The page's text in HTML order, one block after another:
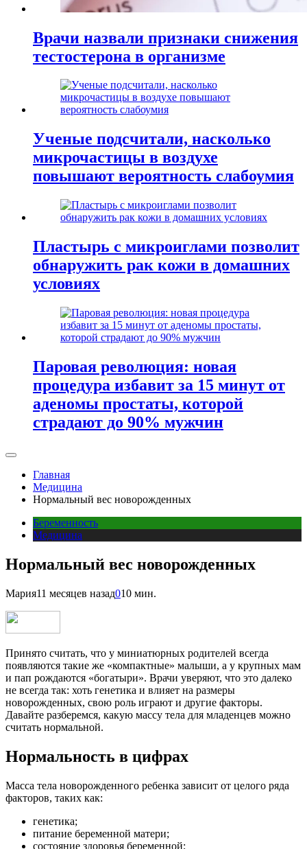
Врачи назвали признаки снижения
тестостерона в организме
Ученые подсчитали, насколько
микрочастицы в воздухе
повышают вероятность слабоумия
Пластырь с микроиглами позволит
обнаружить рак кожи в домашних
условиях
Паровая революция: новая
процедура избавит за 15 минут от
аденомы простаты, которой
страдают до 90% мужчин
Главная
Медицина
Нормальный вес новорожденных
Беременность
Медицина
Нормальный вес новорожденных
Мария11 месяцев назад010 мин.
Принято считать, что у миниатюрных родителей всегда
появляются такие же «компактные» малыши, а у крупных мам
и пап рождаются «богатыри». Врачи уверяют, что это далеко
не всегда так: хоть генетика и влияет на размеры
новорожденных, свою роль играют и другие факторы.
Давайте разберемся, какую массу тела для младенцев можно
считать нормальной.
Нормальность в цифрах
Масса тела новорожденного ребенка зависит от целого ряда
факторов, таких как:
генетика;
питание беременной матери;
состояние здоровья беременной;